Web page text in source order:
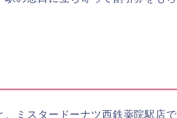
ミスタードーナツ西鉄薬院駅店で